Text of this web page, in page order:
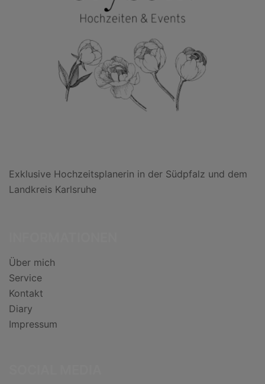
Exklusive Hochzeitsplanerin in der Südpfalz und dem
Landkreis Karlsruhe
Über mich
Service
Kontakt
Diary
Impressum